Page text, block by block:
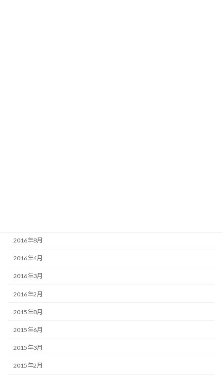
2016年8月
2016年4月
2016年3月
2016年2月
2015年8月
2015年6月
2015年3月
2015年2月